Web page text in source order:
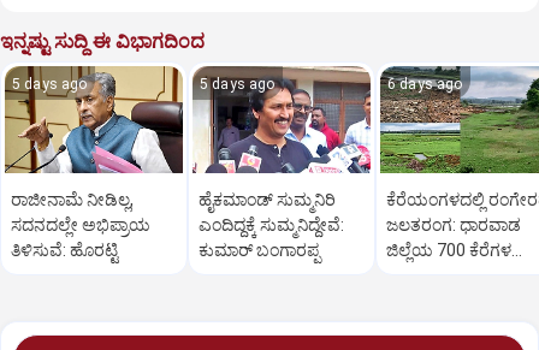
ಇನ್ನಷ್ಟು ಸುದ್ದಿ ಈ ವಿಭಾಗದಿಂದ
5 days ago
ರಾಜೀನಾಮೆ ನೀಡಿಲ್ಲ,
ಸದನದಲ್ಲೇ ಅಭಿಪ್ರಾಯ
ತಿಳಿಸುವೆ: ಹೊರಟ್ಟಿ
5 days ago
ಹೈಕಮಾಂಡ್ ಸುಮ್ಮನಿರಿ
ಎಂದಿದ್ದಕ್ಕೆ ಸುಮ್ಮನಿದ್ದೇವೆ:
ಕುಮಾರ್ ಬಂಗಾರಪ್ಪ
6 days ago
ಕೆರೆಯಂಗಳದಲ್ಲಿ
ಜಲತರಂಗ: ಧಾರವಾಡ
ಜಿಲ್ಲೆಯ 700 ಕೆರೆಗಳ